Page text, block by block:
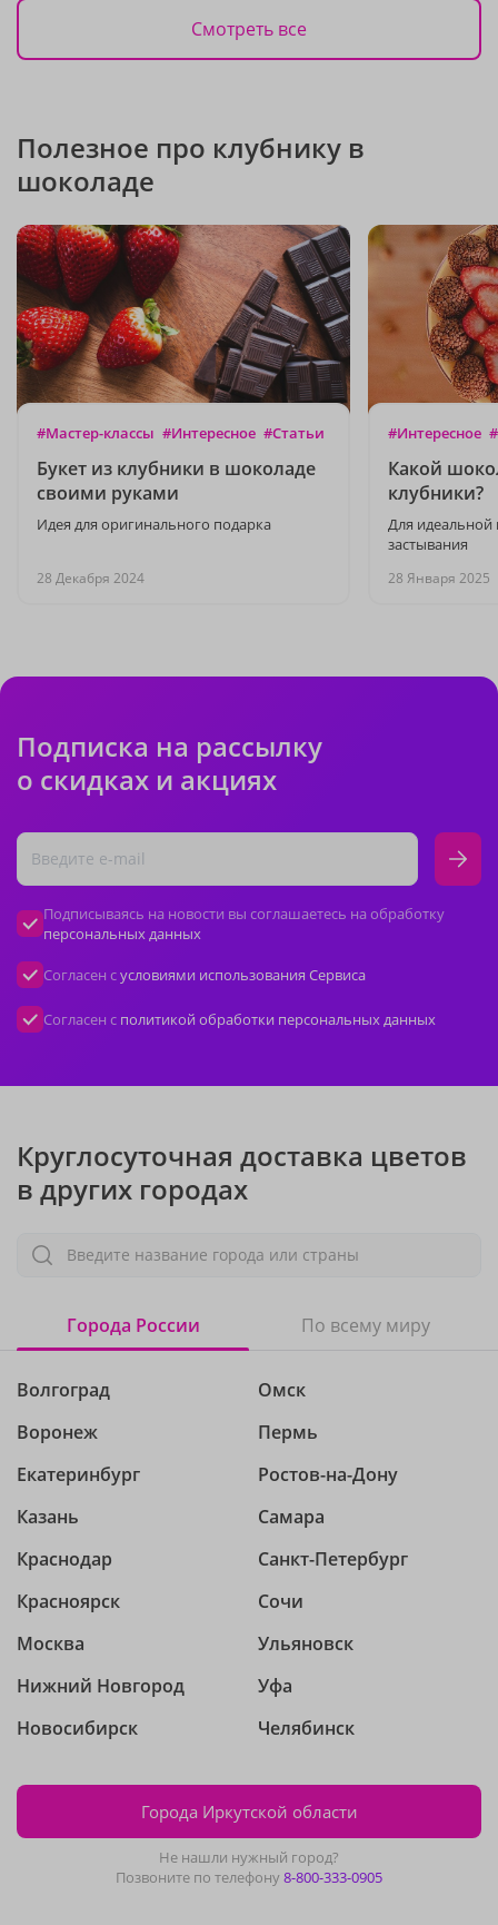
Смотреть все
Полезное про клубнику в
шоколаде
#Мастер-классы #Интересное #Статьи
Букет из клубники в шоколаде
своими руками
Идея для оригинального подарка
28 Декабря 2024
#Интересное
Какой
клубники?
Для идеальной
застывания
28 Января 2025
Подписка на рассылку
о скидках и акциях
Подписываясь на новости вы соглашаетесь на обработку
персональных данных
Согласен сусловиями использования Сервиса
Согласен с политикой обработки персональных данных
Круглосуточная доставка цветов
в других городах
Введите название города или страны
Города России По всему миру
Волгоград
Воронеж
Екатеринбург
Казань
Краснодар
Красноярск
Москва
Нижний Новгород
Новосибирск
Омск
Пермь
Ростов-на-Дону
Самара
Санкт-Петербург
Сочи
Ульяновск
Уфа
Челябинск
Города Иркутской области
Не нашли нужный город?
Позвоните по телефону8-800-333-0905